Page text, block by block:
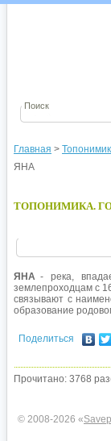
Главная >
ЯНА
ТОПОНИМИКА.
ЯНА - река,
землепроходцам с
связывают с
образование
Поделиться
Прочитано: 3768
© 2008-2026 «